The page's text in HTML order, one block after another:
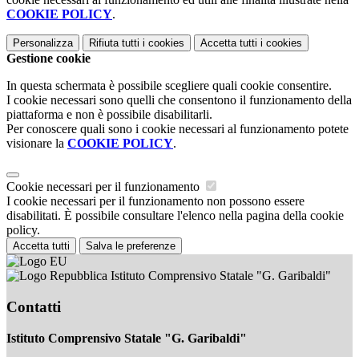
COOKIE POLICY.
Personalizza Rifiuta tutti i cookies Accetta tutti i cookies
Gestione cookie
In questa schermata è possibile scegliere quali cookie consentire.
I cookie necessari sono quelli che consentono il funzionamento della
piattaforma e non è possibile disabilitarli.
Per conoscere quali sono i cookie necessari al funzionamento potete
visionare la COOKIE POLICY.
Cookie necessari per il funzionamento
I cookie necessari per il funzionamento non possono essere
disabilitati. È possibile consultare l'elenco nella pagina della cookie
policy.
Accetta tutti Salva le preferenze
Istituto Comprensivo Statale "G. Garibaldi"
Contatti
Istituto Comprensivo Statale "G. Garibaldi"